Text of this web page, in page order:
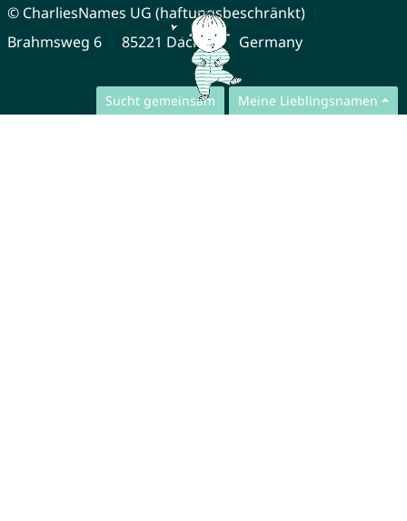
Sucht gemeinsam Meine Lieblingsnamen
© CharliesNames UG (haftungsbeschränkt)
Brahmsweg 6
85221 Dachau Germany